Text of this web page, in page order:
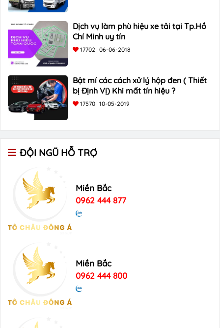
Dịch vụ làm phù hiệu xe tải tại Tp.Hồ
Chí Minh uy tín
17702 06-06-2018
Bật mí các cách xử lý hộp đen ( Thiết
bị Định Vị) Khi mất tín hiệu ?
17570 10-05-2019
ĐỘI NGŨ HỖ TRỢ
Miền Bắc
0962 444 877
Miền Bắc
0962 444 800